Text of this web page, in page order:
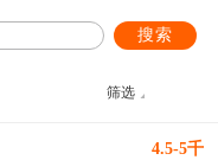
搜索
筛选
4.5-5千